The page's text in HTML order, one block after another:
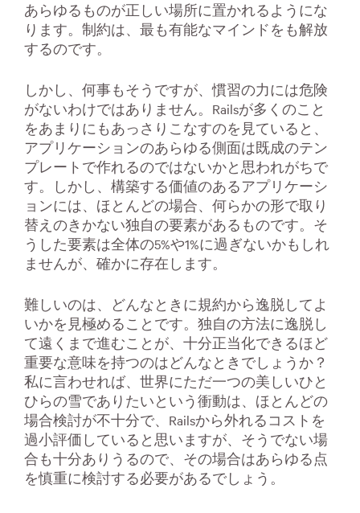
あらゆるものが正しい場所に置かれるようにな
ります。制約は、最も有能なマインドをも解放
するのです。
しかし、何事もそうですが、慣習の力には危険
がないわけではありません。Railsが多くのこと
をあまりにもあっさりこなすのを見ていると、
アプリケーションのあらゆる側面は既成のテン
プレートで作れるのではないかと思われがちで
す。しかし、構築する価値のあるアプリケーシ
ョンには、ほとんどの場合、何らかの形で取り
替えのきかない独自の要素があるものです。そ
うした要素は全体の5%や1%に過ぎないかもしれ
ませんが、確かに存在します。
難しいのは、どんなときに規約から逸脱してよ
いかを見極めることです。独自の方法に逸脱し
て遠くまで進むことが、十分正当化できるほど
重要な意味を持つのはどんなときでしょうか？
私に言わせれば、世界にただ一つの美しいひと
ひらの雪でありたいという衝動は、ほとんどの
場合検討が不十分で、Railsから外れるコストを
過小評価していると思いますが、そうでない場
合も十分ありうるので、その場合はあらゆる点
を慎重に検討する必要があるでしょう。